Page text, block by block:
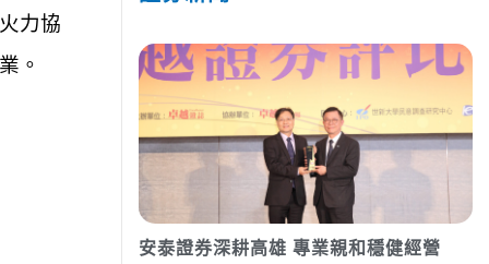
力協
。
安泰證券深耕高雄 專業親和穩健經營